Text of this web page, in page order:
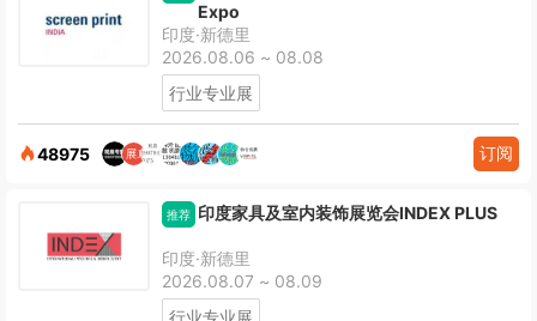
Expo
印度·新德里
2026.08.06 ~ 08.08
行业专业展
48975 订阅
推荐 印度家具及室内装饰展览会INDEX PLUS
印度·新德里
2026.08.07 ~ 08.09
行业专业展